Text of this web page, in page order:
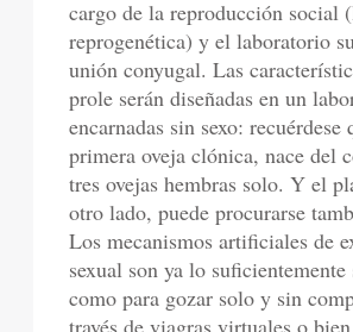
cargo de la reproducción social
reprogenética) y el laboratorio
unión conyugal. Las
prole serán diseñadas en un
encarnadas sin sexo:
primera oveja clónica, nace del
tres ovejas hembras solo. Y el
otro lado, puede procurarse
Los mecanismos artificiales de
sexual son ya lo
como para gozar solo y sin